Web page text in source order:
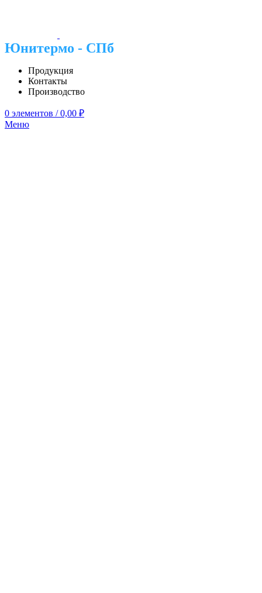
Юнитермо - СПб
Продукция
Контакты
Производство
0 элементов / 0,00 ₽
Меню